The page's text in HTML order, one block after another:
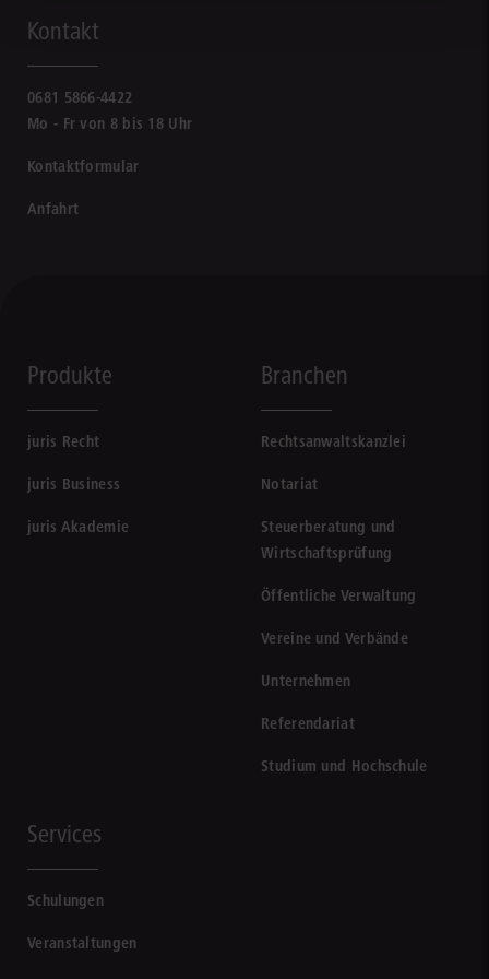
Kontakt
0681 5866-4422
Mo - Fr von 8 bis 18 Uhr
Kontaktformular
Anfahrt
Produkte
juris Recht
juris Business
juris Akademie
Branchen
Rechtsanwaltskanzlei
Notariat
Steuerberatung und
Wirtschaftsprüfung
Öffentliche Verwaltung
Vereine und Verbände
Unternehmen
Referendariat
Studium und Hochschule
Services
Schulungen
Veranstaltungen